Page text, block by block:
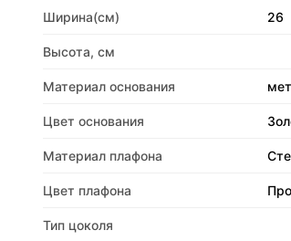
Ширина(см) 26
Высота, см
Материал основания
Цвет основания
Материал плафона
Цвет плафона
Тип цоколя